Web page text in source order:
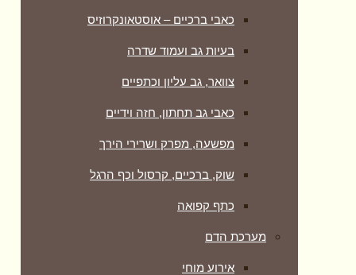
כאבי ברכיים – אוסטאונקרוזיס
בעיות גב ועמוד שדרה
צוואר, גב עליון וכתפיים
כאבי גב תחתון, חזה וידיים
מפשעה, מפרק ושרירי הירך
שוק, ברכיים, קרסול וכף הרגל
כתף קפואה
מערכת הדם
אירוע מוחי